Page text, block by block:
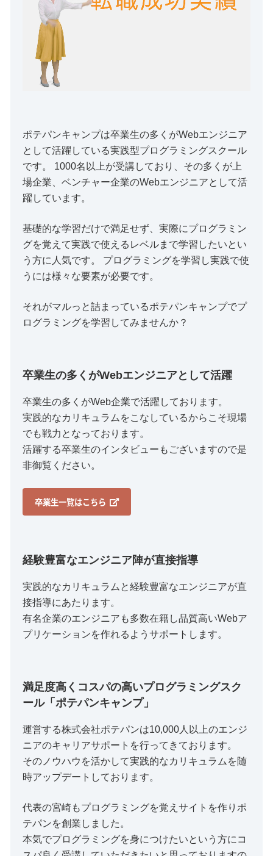
ポテパンキャンプは卒業生の多くがWebエンジニア
として活躍している実践型プログラミングスクール
です。 1000名以上が受講しており、その多くが上
場企業、ベンチャー企業のWebエンジニアとして活
躍しています。
基礎的な学習だけで満足せず、実際にプログラミン
グを覚えて実践で使えるレベルまで学習したいとい
う方に人気です。 プログラミングを学習し実践で使
うには様々な要素が必要です。
それがマルっと詰まっているポテパンキャンプでプ
ログラミングを学習してみませんか？
卒業生の多くがWebエンジニアとして活躍
卒業生の多くがWeb企業で活躍しております。
実践的なカリキュラムをこなしているからこそ現場
でも戦力となっております。
活躍する卒業生のインタビューもございますので是
非御覧ください。
卒業生一覧はこちら
経験豊富なエンジニア陣が直接指導
実践的なカリキュラムと経験豊富なエンジニアが直
接指導にあたります。
有名企業のエンジニアも多数在籍し品質高いWebア
プリケーションを作れるようサポートします。
満足度高くコスパの高いプログラミングスク
ール「ポテパンキャンプ」
運営する株式会社ポテパンは10,000人以上のエンジ
ニアのキャリアサポートを行ってきております。
そのノウハウを活かして実践的なカリキュラムを随
時アップデートしております。
代表の宮崎もプログラミングを覚えサイトを作りポ
テパンを創業しました。
本気でプログラミングを身につけたいという方にコ